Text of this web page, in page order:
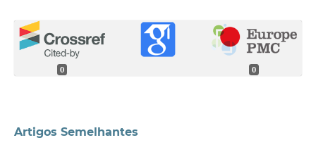
0 0
Artigos Semelhantes